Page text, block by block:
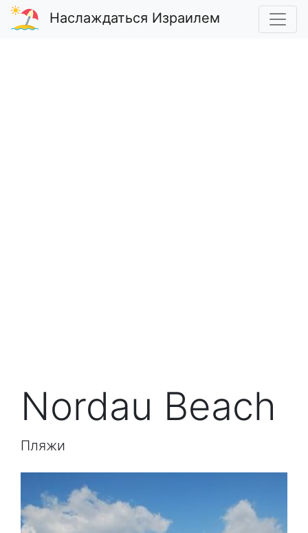
Наслаждаться Израилем
Nordau Beach
Пляжи